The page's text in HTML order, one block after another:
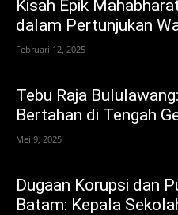
Kisah Epik
dalam Pertunjukan
Februari 12, 2025
Tebu Raja
Bertahan di Tengah
Mei 9, 2025
Dugaan Korupsi dan
Batam: Kepala